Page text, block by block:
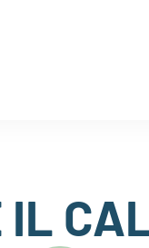
IL